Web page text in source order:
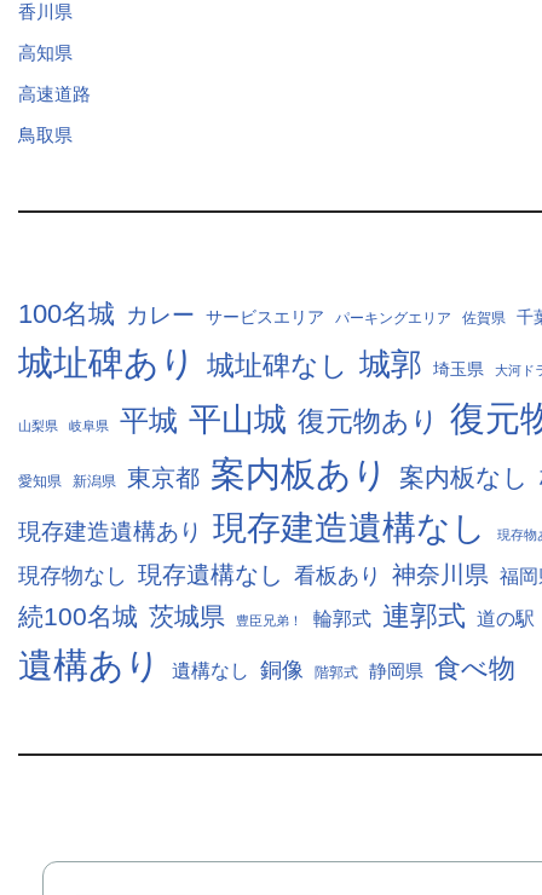
香川県
高知県
高速道路
鳥取県
100名城 カレー サービスエリア パーキングエリア 佐賀県 千
城址碑あり 城址碑なし 城郭 埼玉県 大河ド
山梨県 岐阜県 平城 平山城 復元物あり 復元
愛知県 新潟県 東京都 案内板あり 案内板なし
現存建造遺構あり 現存建造遺構なし 現存物
現存物なし 現存遺構なし 看板あり 神奈川県 福岡
続100名城 茨城県 豊臣兄弟！ 輪郭式 連郭式 道の駅
遺構あり 遺構なし 銅像 階郭式 静岡県 食べ物